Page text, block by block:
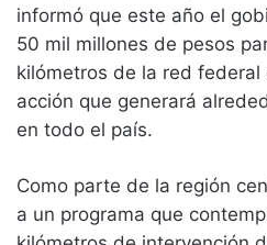
informó que este año el
50 mil millones de pesos
kilómetros de la red federal
acción que generará
en todo el país.
Como parte de la región
a un programa que